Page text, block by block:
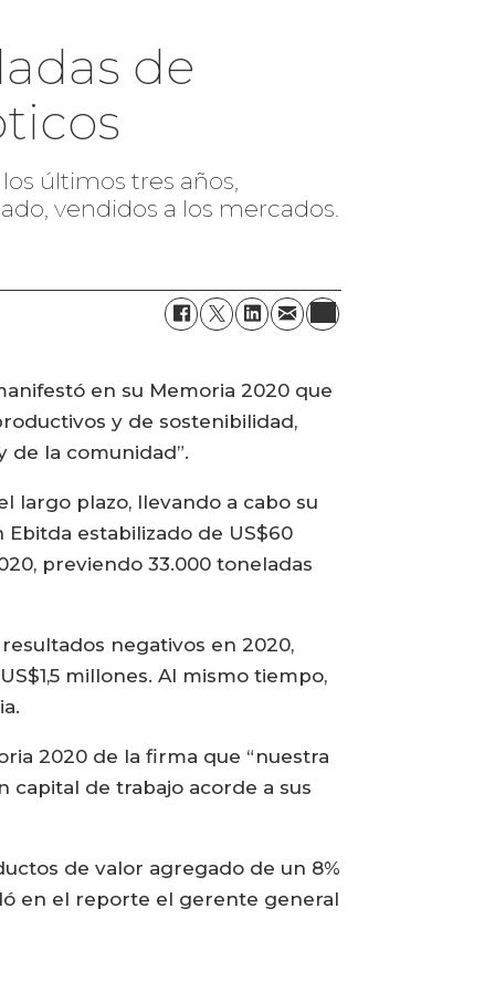
de
últimos tres años,
vendidos a los mercados.
en su Memoria 2020 que
y de sostenibilidad,
la comunidad”.
largo plazo, llevando a cabo su
estabilizado de US$60
previendo 33.000 toneladas
negativos en 2020,
millones. Al mismo tiempo,
2020 de la firma que “nuestra
capital de trabajo acorde a sus
de valor agregado de un 8%
en el reporte el gerente general